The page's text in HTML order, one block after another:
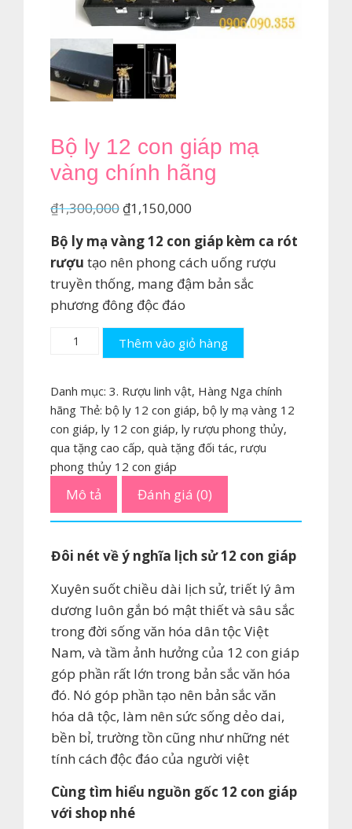
Bộ ly 12 con giáp mạ
vàng chính hãng
₫1,300,000 Giá
là:
₫1,300,000.
₫1,150,000
tại
là:
₫1,150,000.
Bộ ly mạ vàng 12 con giáp kèm ca rót
rượu tạo nên phong cách uống rượu
truyền thống, mang đậm bản sắc
phương đông độc đáo
con
giáp
mạ
vàng
chính
số
lượng
Thêm vào giỏ hàng
Danh mục: 3. Rượu linh vật, Hàng Nga chính
hãng Thẻ: bộ ly 12 con giáp, bộ ly mạ vàng 12
con giáp, ly 12 con giáp, ly rượu phong thủy,
qua tặng cao cấp, quà tặng đối tác, rượu
phong thủy 12 con giáp
Mô tả Đánh giá (0)
Đôi nét về ý nghĩa lịch sử 12 con giáp
Xuyên suốt chiều dài lịch sử, triết lý âm
dương luôn gắn bó mật thiết và sâu sắc
trong đời sống văn hóa dân tộc Việt
Nam, và tầm ảnh hưởng của 12 con giáp
góp phần rất lớn trong bản sắc văn hóa
đó. Nó góp phần tạo nên bản sắc văn
hóa dâ tộc, làm nên sức sống dẻo dai,
bền bỉ, trường tồn cũng như những nét
tính cách độc đáo của người việt
Cùng tìm hiểu nguồn gốc 12 con giáp
với shop nhé